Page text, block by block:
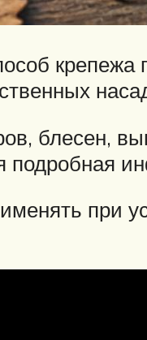
блесен,
подробная
при